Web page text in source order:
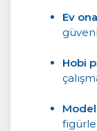
Ev
Hobi
Model